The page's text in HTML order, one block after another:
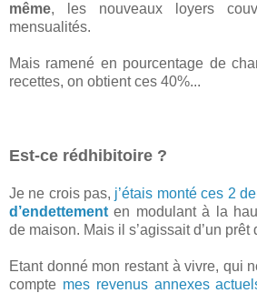
même, les nouveaux loyers
mensualités.
Mais ramené en pourcentage de
recettes, on obtient ces 40%...
Est-ce rédhibitoire ?
Je ne crois pas, j’étais monté ces 2
d’endettement en modulant à la
de maison. Mais il s’agissait d’un prêt
Etant donné mon restant à vivre, qui
compte mes revenus annexes